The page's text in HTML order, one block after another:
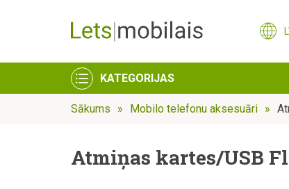
KATEGORIJAS
Sākums Mobilo telefonu aksesuāri
Atmiņas kartes/USB